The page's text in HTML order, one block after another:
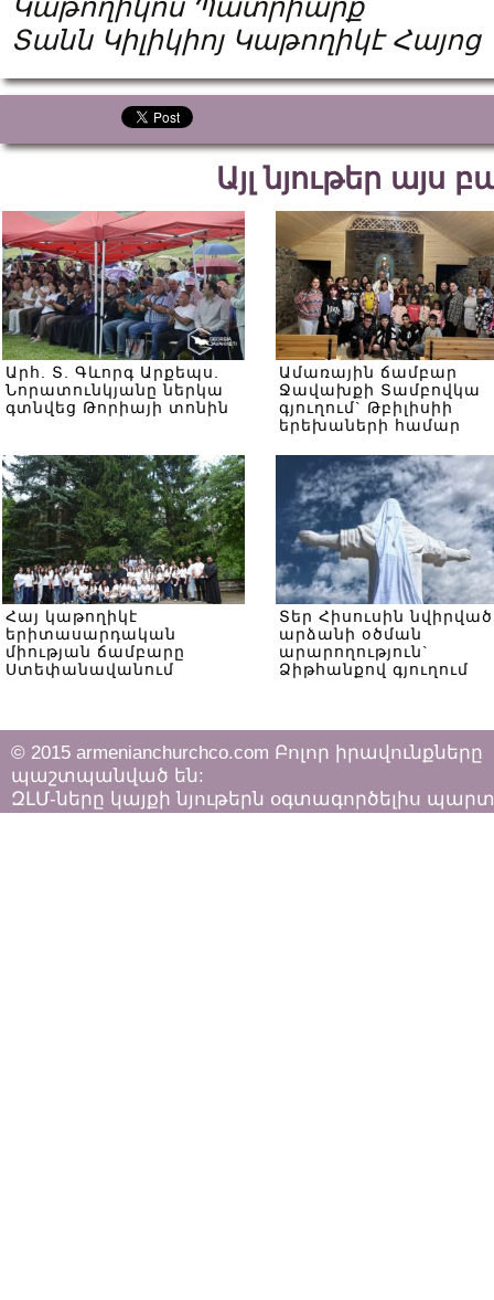
Կաթողիկոս Պատրիարք
Տանն Կիլիկիոյ Կաթողիկէ Հայոց
Այլ նյութեր այս
Արհ. Տ. Գևորգ Արքեպս.
Նորատունկյանը ներկա
գտնվեց Թորիայի տոնին
Ամառային ճամբար
Ջավախքի Տամբովկա
գյուղում` Թբիլիսիի
երեխաների համար
Հայ կաթողիկէ
երիտասարդական
միության ճամբարը
Ստեփանավանում
Տեր Հիսուսին նվիրված
արձանի օծման
արարողություն`
Ձիթհանքով գյուղում
© 2015 armenianchurchco.com Բոլոր իրավունքները
պաշտպանված են:
ԶԼՄ-ները կայքի նյութերն օգտագործելիս